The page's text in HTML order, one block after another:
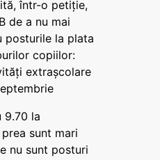
într-o petiție,
de a nu mai
posturile la plata
copiilor:
extrașcolare
9.70 la
sunt mari
nu sunt posturi